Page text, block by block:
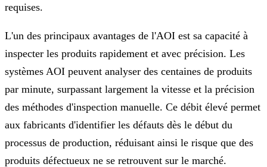
requises.
L'un des principaux avantages de l'AOI est sa capacité à
inspecter les produits rapidement et avec précision. Les
systèmes AOI peuvent analyser des centaines de produits
par minute, surpassant largement la vitesse et la précision
des méthodes d'inspection manuelle. Ce débit élevé permet
aux fabricants d'identifier les défauts dès le début du
processus de production, réduisant ainsi le risque que des
produits défectueux ne se retrouvent sur le marché.